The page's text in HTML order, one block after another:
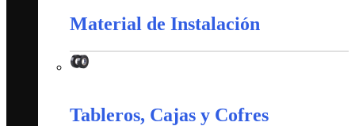
Material de Instalación
Tableros, Cajas y Cofres